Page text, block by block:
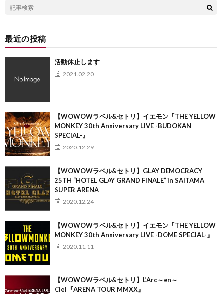
最近の投稿
活動休止します
2021.02.20
【WOWOWラベル&セトリ】イエモン『THE YELLOW
MONKEY 30th Anniversary LIVE -BUDOKAN
SPECIAL-』
2020.12.29
【WOWOWラベル&セトリ】GLAY DEMOCRACY
25TH “HOTEL GLAY GRAND FINALE” in SAITAMA
SUPER ARENA
2020.12.24
【WOWOWラベル&セトリ】イエモン『THE YELLOW
MONKEY 30th Anniversary LIVE -DOME SPECIAL-』
2020.11.11
【WOWOWラベル&セトリ】L’Arc～en～
Ciel『ARENA TOUR MMXX』